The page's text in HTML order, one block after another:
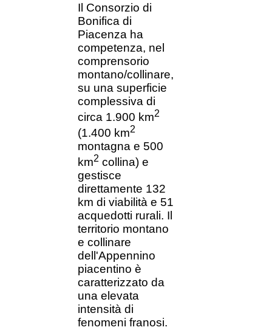
Il Consorzio di
Bonifica di
Piacenza ha
competenza, nel
comprensorio
montano/collinare,
su una superficie
complessiva di
circa 1.900 km2
(1.400 km2
montagna e 500
km2 collina) e
gestisce
direttamente 132
km di viabilità e 51
acquedotti rurali. Il
territorio montano
e collinare
dell'Appennino
piacentino è
caratterizzato da
una elevata
intensità di
fenomeni franosi.